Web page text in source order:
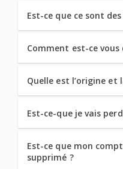
Est-ce que ce sont
Comment est-ce vous
Quelle est l’origine et
Est-ce-que je vais
Est-ce que mon
supprimé ?